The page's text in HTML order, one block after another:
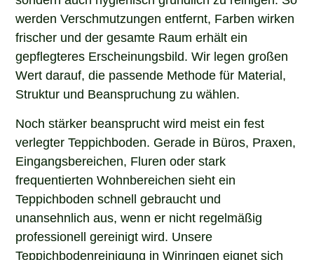
werden Verschmutzungen entfernt, Farben wirken
frischer und der gesamte Raum erhält ein
gepflegteres Erscheinungsbild. Wir legen großen
Wert darauf, die passende Methode für Material,
Struktur und Beanspruchung zu wählen.
Noch stärker beansprucht wird meist ein fest
verlegter Teppichboden. Gerade in Büros, Praxen,
Eingangsbereichen, Fluren oder stark
frequentierten Wohnbereichen sieht ein
Teppichboden schnell gebraucht und
unansehnlich aus, wenn er nicht regelmäßig
professionell gereinigt wird. Unsere
Teppichbodenreinigung in Winringen eignet sich